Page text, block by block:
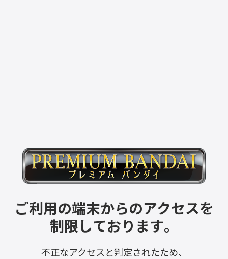
ご利用の端末からのアクセスを
制限しております。
不正なアクセスと判定されたため、